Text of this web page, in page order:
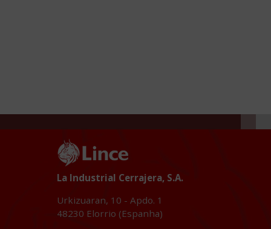
La Industrial Cerrajera, S.A.
Urkizuaran, 10 - Apdo. 1
48230 Elorrio (Espanha)